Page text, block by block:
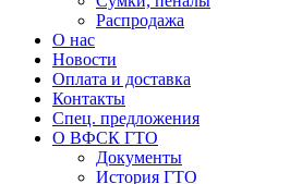
Распродажа
О нас
Новости
Оплата и доставка
Контакты
Спец. предложения
О ВФСК ГТО
Документы
История ГТО